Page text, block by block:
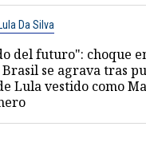
Da Silva
del futuro": choque
se agrava tras
Lula vestido como